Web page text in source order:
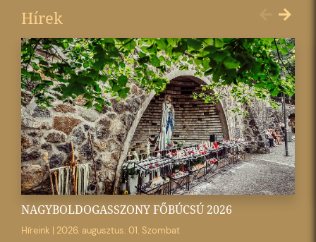
Hírek
NAGYBOLDOGASSZONY FŐBÚCSÚ 2026
Híreink | 2026. augusztus. 01. Szombat